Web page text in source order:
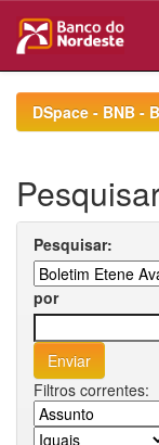
navigationDSpace - BNB -
Pesquisar:
por
Filtros correntes: